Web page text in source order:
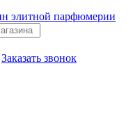
Заказать звонок